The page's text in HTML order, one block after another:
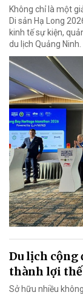
Không chỉ là một
Di sản Hạ Long
kinh tế sự kiện,
du lịch Quảng Ninh.
Du lịch cộng
thành lợi
Sở hữu nhiều